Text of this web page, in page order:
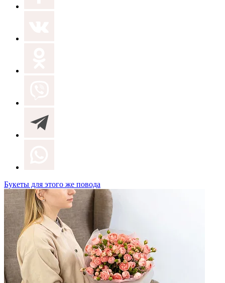
Букеты для этого же повода